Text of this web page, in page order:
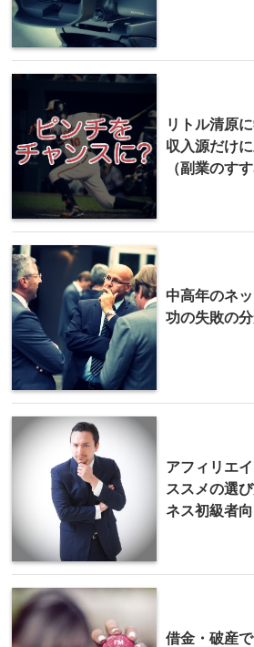
リトル清原
収入源だけ
（副業のすす
中高年のネ
功の失敗の
アフィリエ
ススメの選
ネス初級者向
借金・破産